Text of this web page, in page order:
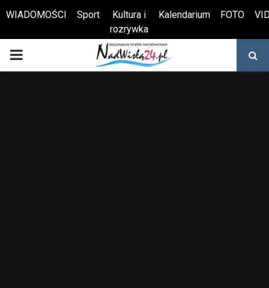
Otwórz pasek narzędzi
WIADOMOŚCI Sport
Kultura i
rozrywka
Kalendarium FOTO
PRIMARY